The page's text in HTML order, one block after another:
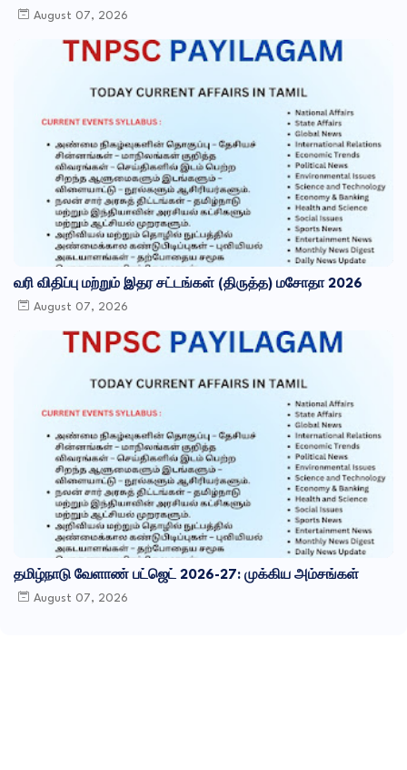
August 07, 2026
வரி விதிப்பு மற்றும் இதர சட்​டங்​கள் (திருத்த) மசோதா 2026
August 07, 2026
தமிழ்நாடு வேளாண் பட்ஜெட் 2026-27: முக்கிய அம்சங்கள்
August 07, 2026